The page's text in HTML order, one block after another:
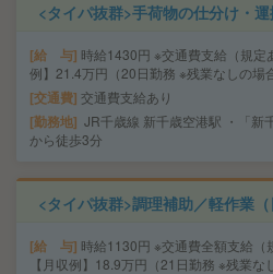
<タイパ抜群>手荷物の仕分け・
給 与 時給1430円 ※交通費支給（規定
例】21.4万円（20日勤務 ※残業なしの場
交通費 交通費支給あり
勤務地 JR千歳線 新千歳空港駅 ・「新
から徒歩3分
<タイパ抜群>調理補助／軽作業
給 与 時給1130円 ※交通費全額支給（
【月収例】18.9万円（21日勤務 ※残業な